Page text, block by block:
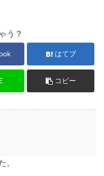
う？
はてブ
コピー
。